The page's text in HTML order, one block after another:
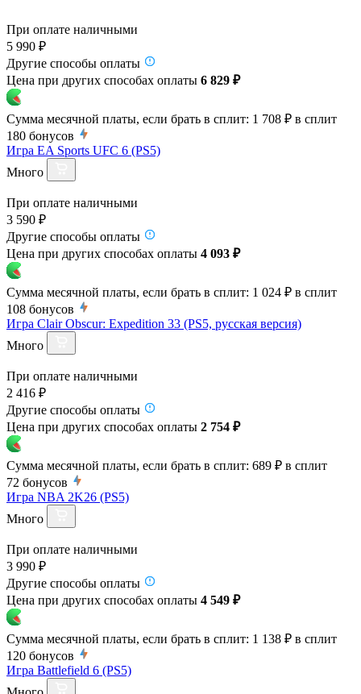
При оплате наличными
5 990 ₽
Другие способы оплаты
Цена при других способах оплаты 6 829 ₽
Сумма месячной платы, если брать в сплит: 1 708 ₽ в сплит
180 бонусов
Игра EA Sports UFC 6 (PS5)
Много
При оплате наличными
3 590 ₽
Другие способы оплаты
Цена при других способах оплаты 4 093 ₽
Сумма месячной платы, если брать в сплит: 1 024 ₽ в сплит
108 бонусов
Игра Clair Obscur: Expedition 33 (PS5, русская версия)
Много
При оплате наличными
2 416 ₽
Другие способы оплаты
Цена при других способах оплаты 2 754 ₽
Сумма месячной платы, если брать в сплит: 689 ₽ в сплит
72 бонусов
Игра NBA 2K26 (PS5)
Много
При оплате наличными
3 990 ₽
Другие способы оплаты
Цена при других способах оплаты 4 549 ₽
Сумма месячной платы, если брать в сплит: 1 138 ₽ в сплит
120 бонусов
Игра Battlefield 6 (PS5)